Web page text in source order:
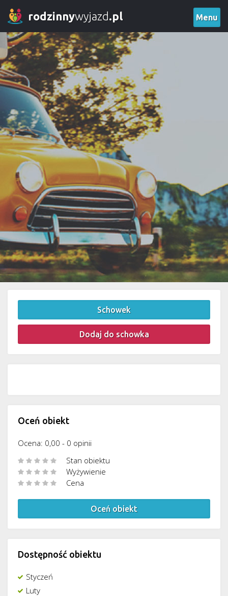
rodzinnywyjazd.pl Menu
Schowek
Dodaj do schowka
Oceń obiekt
Ocena: 0,00 - 0 opinii
Stan obiektu
Wyżywienie
Cena
Oceń obiekt
Dostępność obiektu
Styczeń
Luty